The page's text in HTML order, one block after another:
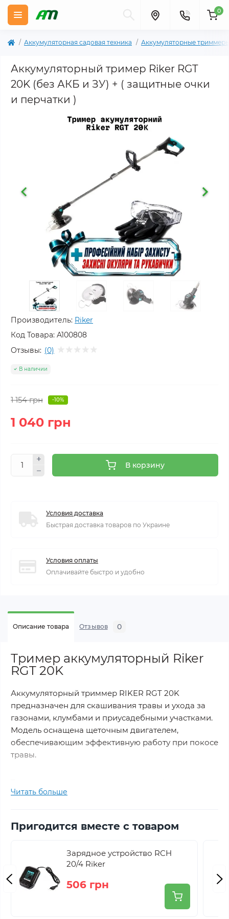
0
Аккумуляторная садовая техника Аккумуляторные
Аккумуляторный тример Riker RGT
20K (без АКБ и ЗУ) + ( защитные очки
и перчатки )
Производитель: Riker
Код Товара: A100808
Отзывы: (0)
В наличии
1 154 грн -10%
1 040 грн
В корзину
Условия доставка
Быстрая доставка товаров по Украине
Условия оплаты
Оплачивайте быстро и удобно
Описание товара Отзывов 0
Тример аккумуляторный Riker
RGT 20K
Аккумуляторный триммер RIKER RGT 20K
предназначен для скашивания травы и ухода за
газонами, клумбами и приусадебными участками.
Модель оснащена щеточным двигателем,
обеспечивающим эффективную работу при покосе
травы.
300 мм и ножом 150 мм, Количество оборотов 18
штанга регулируется от 97 до 133 см, что
разного роста.
Устройство относится к серии MX, где все
инструменты работают от единственного
Читать больше
Пригодится вместе с товаром
Зарядное устройство RCH
20/4 Riker
506 грн